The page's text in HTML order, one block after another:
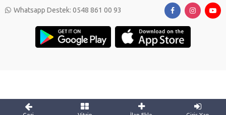
Whatsapp Destek: 0548 861 00 93